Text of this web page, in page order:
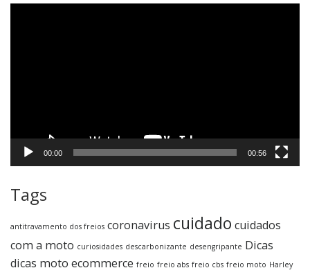
00:00 00:56
Tags
antitravamento dos freios coronavirus cuidado cuidados
com a moto curiosidades descarbonizante desengripante Dicas
dicas moto ecommerce freio freio abs freio cbs freio moto Harley